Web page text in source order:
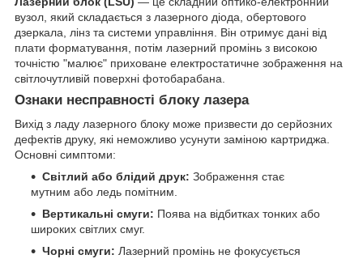
вузол, який складається з лазерного діода, обертового
дзеркала, лінз та системи управління. Він отримує дані від
плати форматування, потім лазерний промінь з високою
точністю "малює" приховане електростатичне зображення на
світлочутливій поверхні фотобарабана.
Ознаки несправності блоку лазера
Вихід з ладу лазерного блоку може призвести до серйозних
дефектів друку, які неможливо усунути заміною картриджа.
Основні симптоми:
Світлий або блідий друк: Зображення стає
мутним або ледь помітним.
Вертикальні смуги: Поява на відбитках тонких або
широких світлих смуг.
Чорні смуги: Лазерний промінь не фокусується